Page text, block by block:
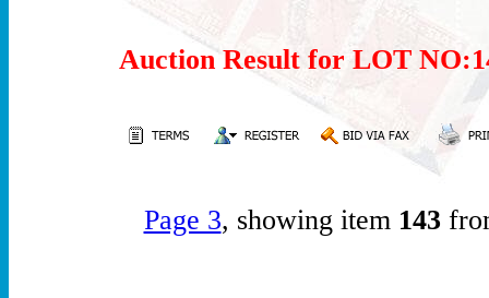
Auction Result for LOT
Page 3, showing item 143